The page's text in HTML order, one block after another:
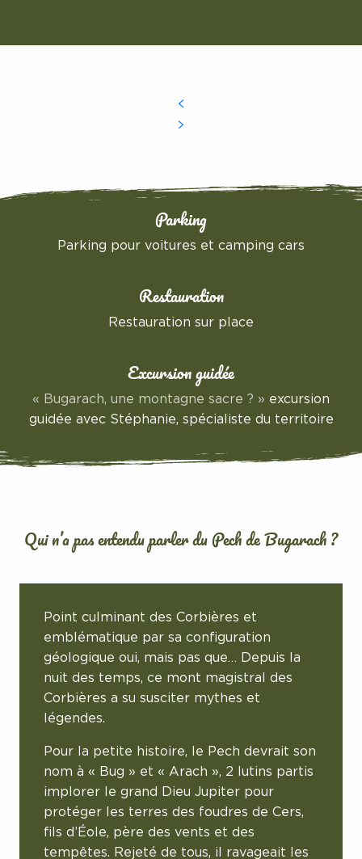
Parking
Parking pour voitures et camping cars
Restauration
Restauration sur place
Excursion guidée
« Bugarach, une montagne sacre ? » excursion
guidée avec Stéphanie, spécialiste du territoire
Qui n’a pas entendu parler du Pech de Bugarach ?
Point culminant des Corbières et
emblématique par sa configuration
géologique oui, mais pas que… Depuis la
nuit des temps, ce mont magistral des
Corbières a su susciter mythes et
légendes.
Pour la petite histoire, le Pech devrait son
nom à « Bug » et « Arach », 2 lutins partis
implorer le grand Dieu Jupiter pour
protéger les terres des foudres de Cers,
fils d’Éole, père des vents et des
tempêtes. Rejeté de tous, il ravageait les